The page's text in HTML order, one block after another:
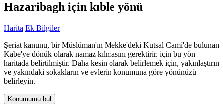
Hazaribagh için kıble yönü
Harita Ek Bilgiler
Şeriat kanunu, bir Müslüman'ın Mekke'deki Kutsal Cami'de bulunan
Kabe'ye dönük olarak namaz kılmasını gerektirir. için bu yön
haritada belirtilmiştir. Daha kesin olarak belirlemek için, yakınlaştırın
ve yakındaki sokakların ve evlerin konumuna göre yönünüzü
belirleyin.
Konumumu bul